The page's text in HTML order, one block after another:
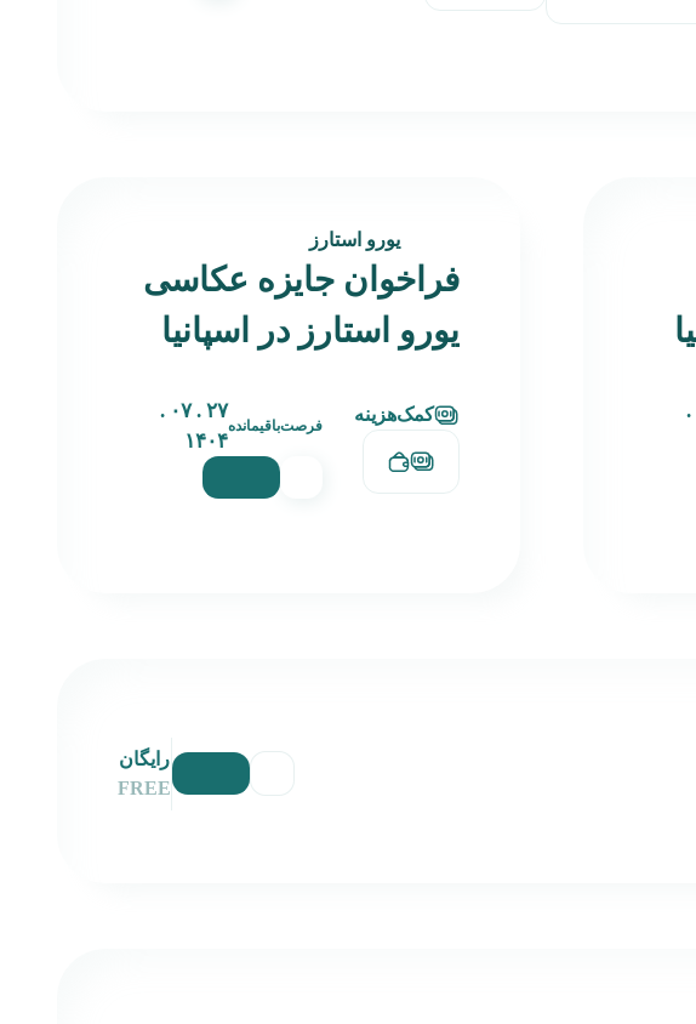
۰۴ . ۰۸ .
یورو استارز
فراخوان جایزه عکاسی
یورو استارز در اسپانیا
کمک‌هزینه
فرصت‌باقیمانده
۲۷ . ۰۷ .
۱۴۰۴
رایگان
FREE